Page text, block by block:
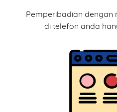
Pemperibadian dengan
di telefon anda